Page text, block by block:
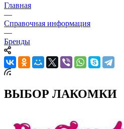
Главная
—
Справочная информация
—
Бренды
ВЫБОР ЛАКОМКИ